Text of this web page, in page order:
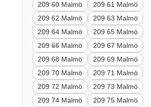
209 60 Malmö
209 61 Malmö
209 62 Malmö
209 63 Malmö
209 64 Malmö
209 65 Malmö
209 66 Malmö
209 67 Malmö
209 68 Malmö
209 69 Malmö
209 70 Malmö
209 71 Malmö
209 72 Malmö
209 73 Malmö
209 74 Malmö
209 75 Malmö